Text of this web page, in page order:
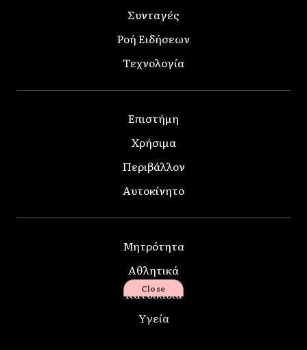
Συνταγές
Ροή Ειδήσεων
Τεχνολογία
Επιστήμη
Χρήσιμα
Περιβάλλον
Αυτοκίνητο
Μητρότητα
Αθλητικά
Κατοικίδια
Υγεία
Close